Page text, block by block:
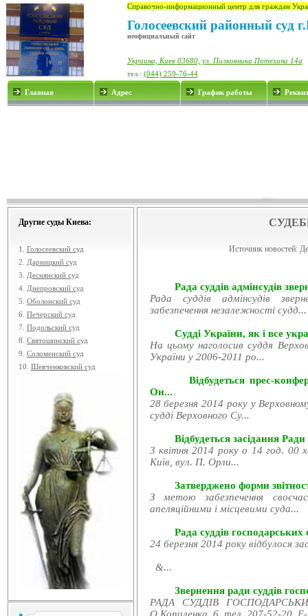
Справочно-информационный центр для граждан
Голосеевский районный суд
неофициальный сайт
Украина, Киев 03680, ул. Полковника Потехина 14а
тел.: (044) 259-76-44
Главная Адрес График работы
Другие суды Киева:
1. Голосеевский суд
2.
Дарницкий суд
3.
Деснянский суд
4. Днепровский суд
5. Оболонский суд
6. Печерский суд
7. Подольский суд
8. Святошинский суд
9. Соломенский суд
10. Шевченковский суд
Источник новостей:
Рада суддів адмінсудів
Рада суддів адмінсудів
забезпечення незалежності судд...
Судді України, як і все
На цьому наголосив суддя
України у 2006-2011 ро...
Відбудеться прес-
Он...
28 березня 2014 року у
судді Верховного Су...
Відбудеться засідання
3 квітня 2014 року о 14 год. 00
Київ, вул. П. Орли...
Затверджено форми
З метою забезпечення
апеляційними і місцевими суда...
Рада суддів господарських
24 березня 2014 року відбулося
&...
Звернення ради суддів
РАДА СУДДІВ